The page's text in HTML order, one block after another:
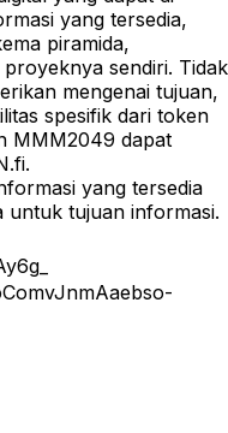
yang tersedia,
piramida,
sendiri. Tidak
mengenai tujuan,
spesifik dari token
MMM2049 dapat
yang tersedia
untuk tujuan informasi.